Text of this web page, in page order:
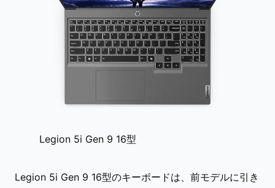
Legion 5i Gen 9 16型
Legion 5i Gen 9 16型のキーボードは、前モデルに引き